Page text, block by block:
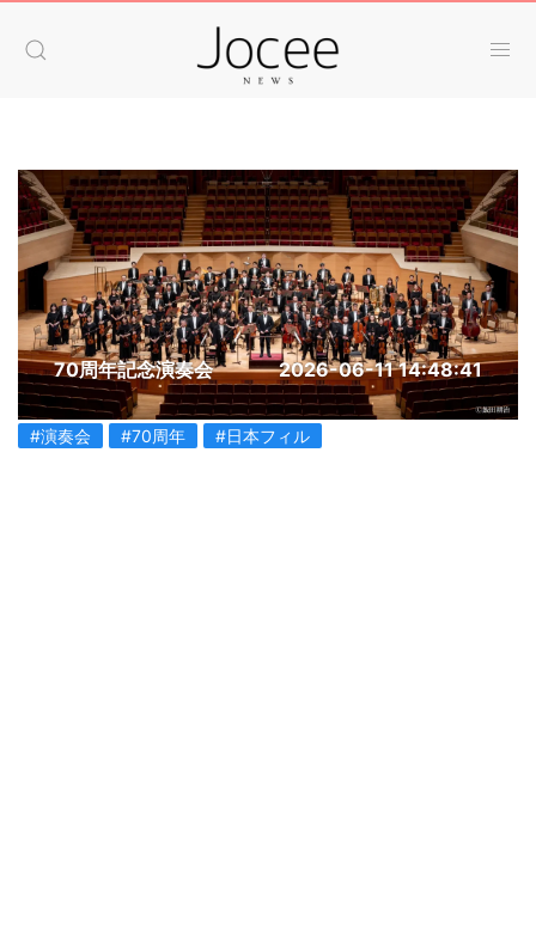
70周年記念演奏会 2026-06-11 14:48:41
#演奏会 #70周年 #日本フィル